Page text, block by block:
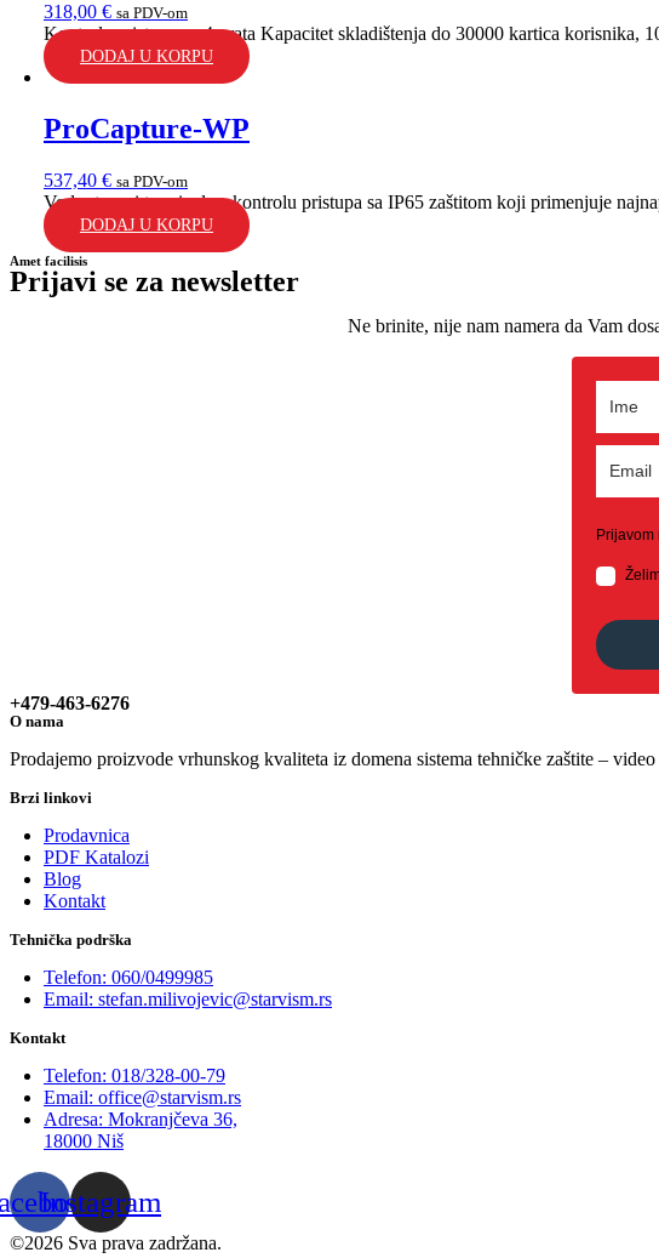
318,00 € sa PDV-om
Kontrola pristupa za 4 vrata Kapacitet skladištenja do 30000 kartica korisnika,
DODAJ U KORPU
ProCapture-WP
537,40 € sa PDV-om
Vodootporni terminal za kontrolu pristupa sa IP65 zaštitom koji primenjuje
DODAJ U KORPU
Amet facilisis
Prijavi se za newsletter
Ne brinite, nije nam namera da Vam
Prijavom
+479-463-6276
O nama
Prodajemo proizvode vrhunskog kvaliteta iz domena sistema tehničke zaštite –
Brzi linkovi
Prodavnica
PDF Katalozi
Blog
Kontakt
Tehnička podrška
Telefon: 060/0499985
Email: stefan.milivojevic@starvism.rs
Kontakt
Telefon: 018/328-00-79
Email: office@starvism.rs
Adresa: Mokranjčeva 36,
18000 Niš
Instagram
©2026 Sva prava zadržana.